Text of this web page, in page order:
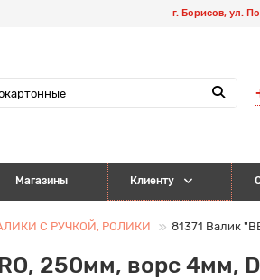
г. Борисов, ул.
Магазины Клиенту
С РУЧКОЙ, РОЛИКИ 81371 Валик
250мм, ворс 4мм,